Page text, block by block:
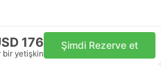
176
bir yetişkin
Şimdi Rezerve et